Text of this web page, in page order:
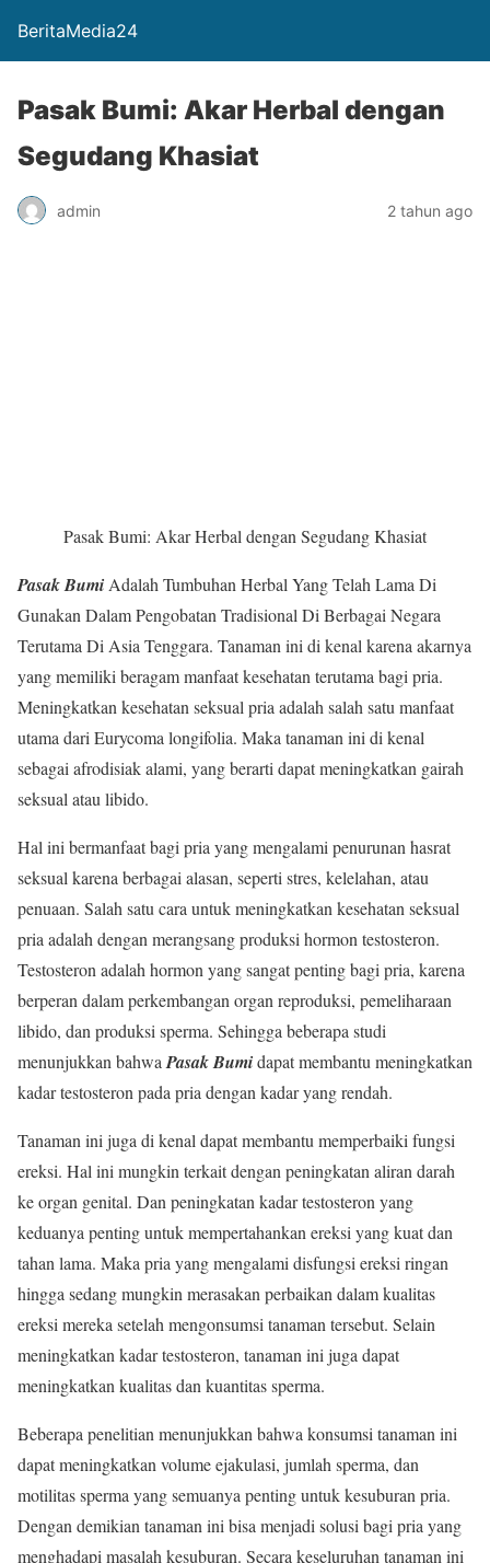
BeritaMedia24
Pasak Bumi: Akar Herbal dengan
Segudang Khasiat
admin 2 tahun ago
Pasak Bumi: Akar Herbal dengan Segudang Khasiat
Pasak Bumi Adalah Tumbuhan Herbal Yang Telah Lama Di
Gunakan Dalam Pengobatan Tradisional Di Berbagai Negara
Terutama Di Asia Tenggara. Tanaman ini di kenal karena akarnya
yang memiliki beragam manfaat kesehatan terutama bagi pria.
Meningkatkan kesehatan seksual pria adalah salah satu manfaat
utama dari Eurycoma longifolia. Maka tanaman ini di kenal
sebagai afrodisiak alami, yang berarti dapat meningkatkan gairah
seksual atau libido.
Hal ini bermanfaat bagi pria yang mengalami penurunan hasrat
seksual karena berbagai alasan, seperti stres, kelelahan, atau
penuaan. Salah satu cara untuk meningkatkan kesehatan seksual
pria adalah dengan merangsang produksi hormon testosteron.
Testosteron adalah hormon yang sangat penting bagi pria, karena
berperan dalam perkembangan organ reproduksi, pemeliharaan
libido, dan produksi sperma. Sehingga beberapa studi
menunjukkan bahwa Pasak Bumidapat membantu meningkatkan
kadar testosteron pada pria dengan kadar yang rendah.
Tanaman ini juga di kenal dapat membantu memperbaiki fungsi
ereksi. Hal ini mungkin terkait dengan peningkatan aliran darah
ke organ genital. Dan peningkatan kadar testosteron yang
keduanya penting untuk mempertahankan ereksi yang kuat dan
tahan lama. Maka pria yang mengalami disfungsi ereksi ringan
hingga sedang mungkin merasakan perbaikan dalam kualitas
ereksi mereka setelah mengonsumsi tanaman tersebut. Selain
meningkatkan kadar testosteron, tanaman ini juga dapat
meningkatkan kualitas dan kuantitas sperma.
Beberapa penelitian menunjukkan bahwa konsumsi tanaman ini
dapat meningkatkan volume ejakulasi, jumlah sperma, dan
motilitas sperma yang semuanya penting untuk kesuburan pria.
Dengan demikian tanaman ini bisa menjadi solusi bagi pria yang
menghadapi masalah kesuburan. Secara keseluruhan tanaman ini